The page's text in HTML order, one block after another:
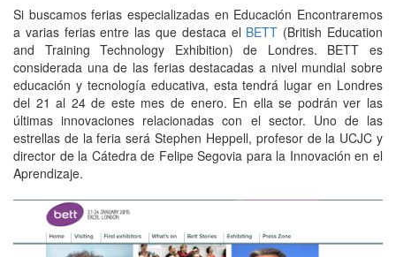
Si buscamos ferias especializadas en Educación Encontraremos
a varias ferias entre las que destaca el BETT (British Education
and Training Technology Exhibition) de Londres. BETT es
considerada una de las ferias destacadas a nivel mundial sobre
educación y tecnología educativa, esta tendrá lugar en Londres
del 21 al 24 de este mes de enero. En ella se podrán ver las
últimas innovaciones relacionadas con el sector. Uno de las
estrellas de la feria será Stephen Heppell, profesor de la UCJC y
director de la Cátedra de Felipe Segovia para la Innovación en el
Aprendizaje.